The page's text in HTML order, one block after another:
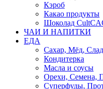
Кэроб
Какао продукты
Шоколад
ЧАИ И НАПИТКИ
ЕДА
Сахар, Мёд,
Кондитерка
Масла и соусы
Орехи, Семена,
Суперфуды,